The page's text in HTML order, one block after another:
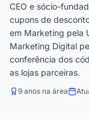
CEO e sócio-
cupons de
em Marketing pela
Marketing Digital
conferência dos
as lojas parceiras.
9 anos na área